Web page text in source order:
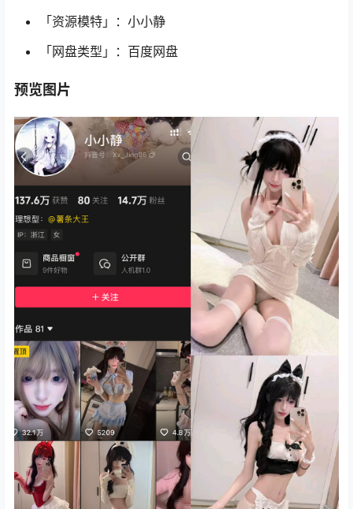
「资源模特」：小小静
「网盘类型」：百度网盘
预览图片